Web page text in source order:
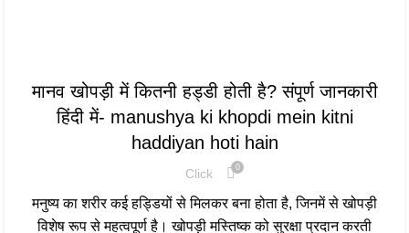
मानव खोपड़ी में कितनी हड्डी होती है? संपूर्ण जानकारी
हिंदी में- manushya ki khopdi mein kitni
haddiyan hoti hain
Click 0
मनुष्य का शरीर कई हड्डियों से मिलकर बना होता है, जिनमें से खोपड़ी
विशेष रूप से महत्वपूर्ण है। खोपड़ी मस्तिष्क को सुरक्षा प्रदान करती